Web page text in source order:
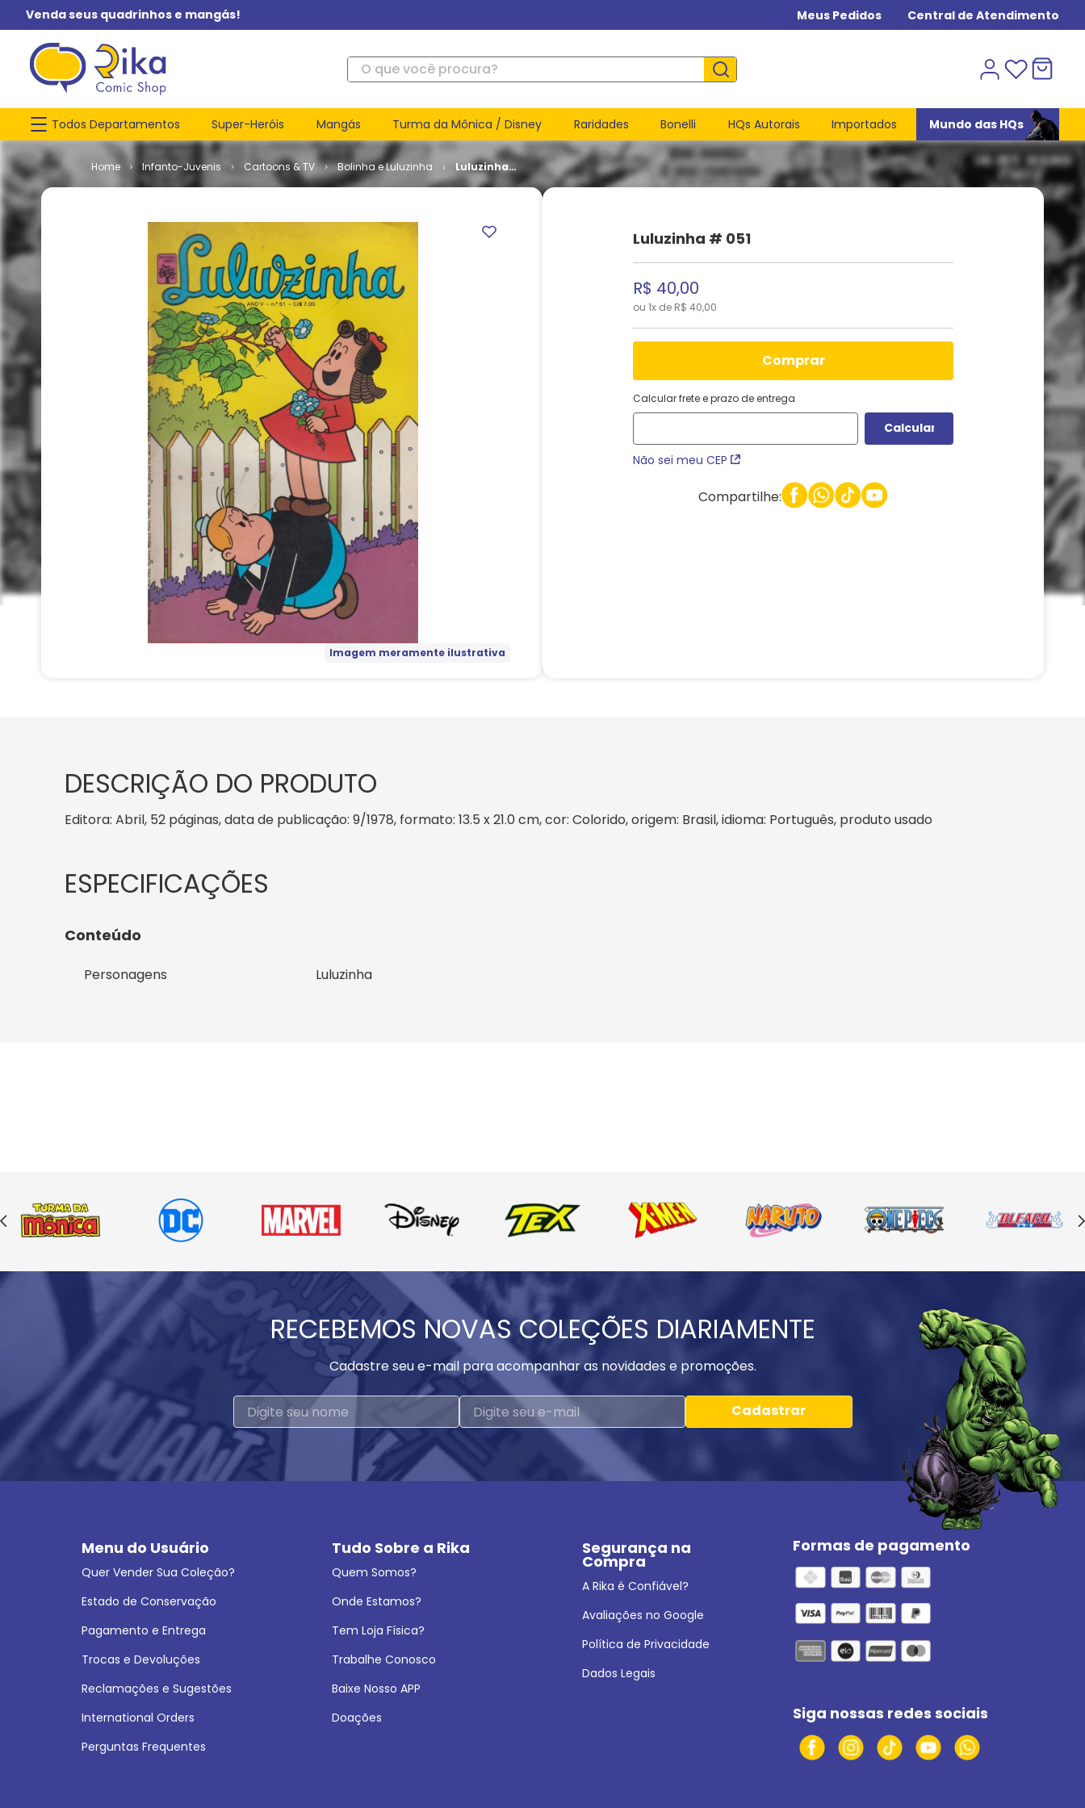
Venda seus quadrinhos e mangás! Meus Pedidos Central de Atendimento
O que você procura?
Todos Departamentos Super-Heróis Mangás Turma da Mônica / Disney Raridades Bonelli HQs Autorais Importados Mundo das HQs
Infanto-Juvenis Cartoons & TV Bolinha e Luluzinha
Luluzinha
# 051
Imagem meramente ilustrativa
Luluzinha # 051
R$ 40,00
ou 1x de R$ 40,00
comprar
Calcular frete e prazo de entrega
Não sei meu CEP
Compartilhe:
DESCRIÇÃO DO PRODUTO
Editora: Abril, 52 páginas, data de publicação: 9/1978, formato: 13.5 x 21.0 cm, cor: Colorido, origem: Brasil, idioma: Português, produto usado
Conteúdo
Personagens Luluzinha
RECEBEMOS NOVAS COLEÇÕES DIARIAMENTE
Cadastre seu e-mail para acompanhar as novidades e promoções.
Cadastrar
Menu do Usuário
Quer Vender Sua Coleção?
Estado de Conservação
Pagamento e Entrega
Trocas e Devoluções
Reclamações e Sugestões
International Orders
Perguntas Frequentes
Tudo Sobre a Rika
Quem Somos?
Onde Estamos?
Tem Loja Física?
Trabalhe Conosco
Baixe Nosso APP
Doações
Segurança na
Compra
A Rika é Confiável?
Avaliações no Google
Política de Privacidade
Dados Legais
Formas de pagamento
Siga nossas redes sociais